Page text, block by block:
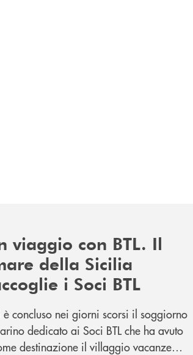
viaggio con BTL. Il
della Sicilia
i Soci BTL
è concluso nei giorni scorsi il soggiorno
dedicato ai Soci BTL che ha avuto
destinazione il villaggio vacanze